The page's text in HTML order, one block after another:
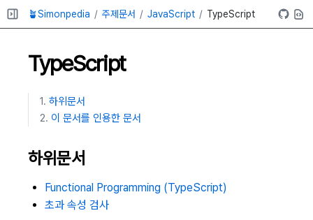
🪴Simonpedia 주제문서 JavaScript TypeScript
TypeScript
하위문서
이 문서를 인용한 문서
하위문서
Functional Programming (TypeScript)
초과 속성 검사